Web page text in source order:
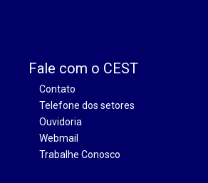
Fale com o CEST
Contato
Telefone dos setores
Ouvidoria
Webmail
Trabalhe Conosco